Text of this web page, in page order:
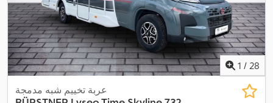
1 / 28
عربة تخييم شبه مدمجة